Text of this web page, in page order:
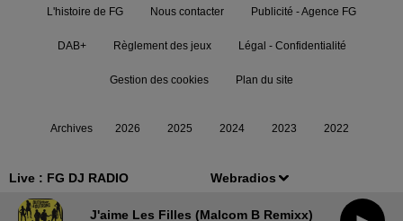
Live : FG DJ RADIO Webradios
J'aime Les Filles (malcom B Remixx)
L'histoire de FG Nous contacter Publicité - Agence FG
DAB+ Règlement des jeux Légal - Confidentialité
Gestion des cookies Plan du site
Archives 2026 2025 2024 2023 2022